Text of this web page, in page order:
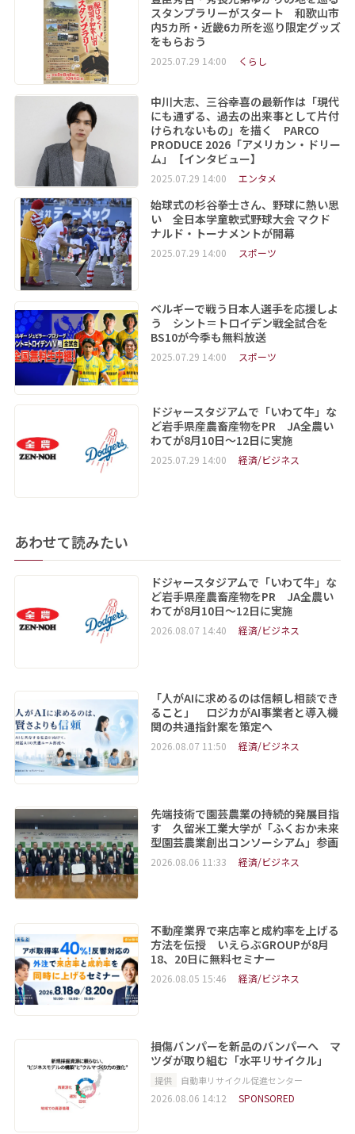
スタンプラリーがスタート 和歌山市
内5カ所・近畿6カ所を巡り限定グッズ
をもらおう
2025.07.29 14:00 くらし
中川大志、三谷幸喜の最新作は「現代
にも通ずる、過去の出来事として片付
けられないもの」を描く PARCO
PRODUCE 2026「アメリカン・ドリー
ム」【インタビュー】
2025.07.29 14:00 エンタメ
始球式の杉谷拳士さん、野球に熱い思
い 全日本学童軟式野球大会 マクド
ナルド・トーナメントが開幕
2025.07.29 14:00 スポーツ
ベルギーで戦う日本人選手を応援しよ
う シント＝トロイデン戦全試合を
BS10が今季も無料放送
2025.07.29 14:00 スポーツ
ドジャースタジアムで「いわて牛」な
ど岩手県産農畜産物をPR JA全農い
わてが8月10日～12日に実施
2025.07.29 14:00 経済/ビジネス
あわせて読みたい
ドジャースタジアムで「いわて牛」な
ど岩手県産農畜産物をPR JA全農い
わてが8月10日～12日に実施
2026.08.07 14:40 経済/ビジネス
「人がAIに求めるのは信頼し相談でき
ること」 ロジカがAI事業者と導入機
関の共通指針案を策定へ
2026.08.07 11:50 経済/ビジネス
先端技術で園芸農業の持続的発展目指
す 久留米工業大学が「ふくおか未来
型園芸農業創出コンソーシアム」参画
2026.08.06 11:33 経済/ビジネス
不動産業界で来店率と成約率を上げる
方法を伝授 いえらぶGROUPが8月
18、20日に無料セミナー
2026.08.05 15:46 経済/ビジネス
損傷バンパーを新品のバンパーへ マ
ツダが取り組む「水平リサイクル」
提供 自動車リサイクル促進センター
2026.08.06 14:12 SPONSORED